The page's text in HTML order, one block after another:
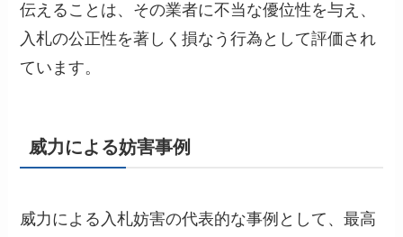
伝えることは、その業者に不当な優位性を与え、
入札の公正性を著しく損なう行為として評価され
ています。
威力による妨害事例
威力による入札妨害の代表的な事例として、最高